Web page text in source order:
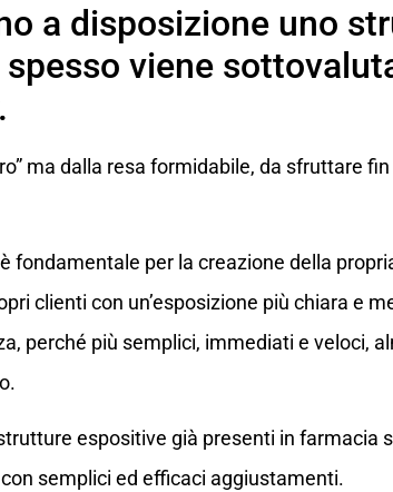
a disposizione uno
viene
ma dalla resa formidabile, da sfruttare
è fondamentale per la creazione della
clienti con un’esposizione più chiara e
perché più semplici, immediati e veloci,
espositive già presenti in farmacia
semplici ed efficaci aggiustamenti.